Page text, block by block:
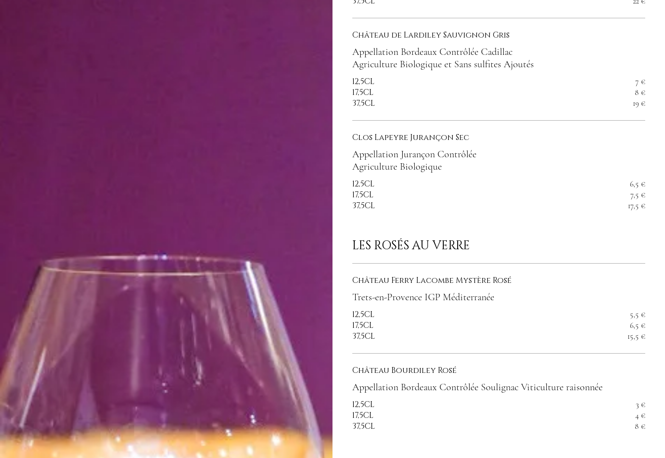
Château de Lardiley Sauvignon Gris
Appellation Bordeaux Contrôlée Cadillac
Agriculture Biologique et Sans sulfites Ajoutés
12,5CL 7 €
17,5CL 8 €
37,5CL 19 €
Clos Lapeyre Jurançon Sec
Appellation Jurançon Contrôlée
Agriculture Biologique
12,5CL 6,5 €
17,5CL 7,5 €
37,5CL 17,5 €
LES ROSÉS AU VERRE
Château Ferry Lacombe Mystère Rosé
Trets-en-Provence IGP Méditerranée
12,5CL 5,5 €
17,5CL 6,5 €
37,5CL 15,5 €
Château Bourdiley Rosé
Appellation Bordeaux Contrôlée Soulignac Viticulture raisonnée
12,5CL 3 €
17,5CL 4 €
37,5CL 8 €